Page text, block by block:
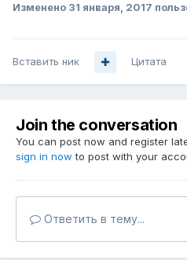
Изменено 31 января, 2017
Вставить ник Цитата
Join the conversation
You can post now and register
sign in now to post with your
Ответить в тему...